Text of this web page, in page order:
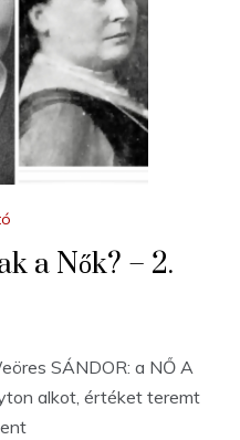
a Nők? – 2.
SÁNDOR: a NŐ A
alkot, értéket teremt